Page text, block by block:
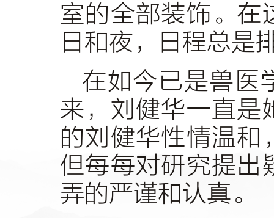
室的全部装饰。在
日和夜，日程总是
在如今已是兽医
来，刘健华一直是
的刘健华性情温和
但每每对研究提出
弄的严谨和认真。